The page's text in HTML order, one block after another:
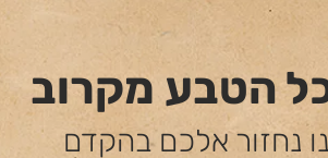
הטבע מקרוב
נחזור אלכם בהקדם